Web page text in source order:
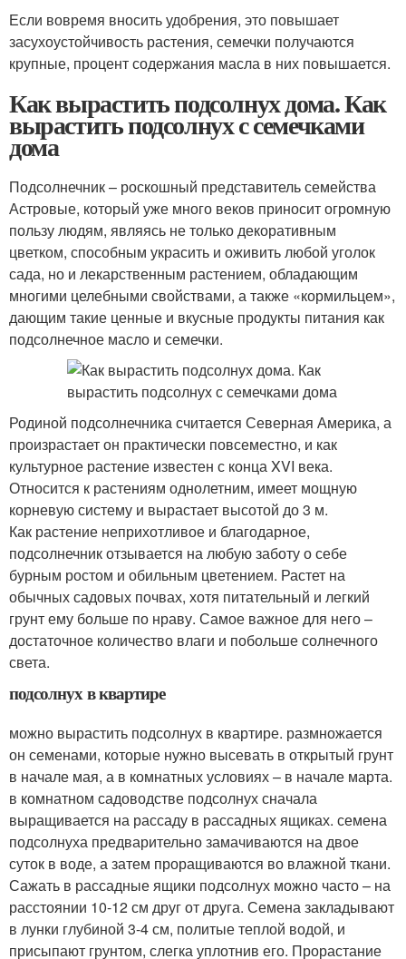
Если вовремя вносить удобрения, это повышает
засухоустойчивость растения, семечки получаются
крупные, процент содержания масла в них повышается.
Как вырастить подсолнух дома. Как
вырастить подсолнух с семечками
дома
Подсолнечник – роскошный представитель семейства
Астровые, который уже много веков приносит огромную
пользу людям, являясь не только декоративным
цветком, способным украсить и оживить любой уголок
сада, но и лекарственным растением, обладающим
многими целебными свойствами, а также «кормильцем»,
дающим такие ценные и вкусные продукты питания как
подсолнечное масло и семечки.
Родиной подсолнечника считается Северная Америка, а
произрастает он практически повсеместно, и как
культурное растение известен с конца XVI века.
Относится к растениям однолетним, имеет мощную
корневую систему и вырастает высотой до 3 м.
Как растение неприхотливое и благодарное,
подсолнечник отзывается на любую заботу о себе
бурным ростом и обильным цветением. Растет на
обычных садовых почвах, хотя питательный и легкий
грунт ему больше по нраву. Самое важное для него –
достаточное количество влаги и побольше солнечного
света.
подсолнух в квартире
можно вырастить подсолнух в квартире. размножается
он семенами, которые нужно высевать в открытый грунт
в начале мая, а в комнатных условиях – в начале марта.
в комнатном садоводстве подсолнух сначала
выращивается на рассаду в рассадных ящиках. семена
подсолнуха предварительно замачиваются на двое
суток в воде, а затем проращиваются во влажной ткани.
Сажать в рассадные ящики подсолнух можно часто – на
расстоянии 10-12 см друг от друга. Семена закладывают
в лунки глубиной 3-4 см, политые теплой водой, и
присыпают грунтом, слегка уплотнив его. Прорастание